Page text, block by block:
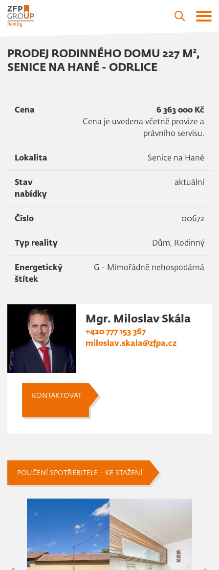
PRODEJ RODINNÉHO DOMU 227 M²,
SENICE NA HANÉ - ODRLICE
Cena
6 363 000 Kč
Cena je uvedena včetně provize a
právního servisu.
Lokalita Senice na Hané
Stav
nabídky
aktuální
Číslo 00672
Typ reality Dům, Rodinný
Energetický
štítek
G - Mimořádně nehospodárná
Mgr. Miloslav Skála
+420 777 153 367
miloslav.skala@zfpa.cz
KONTAKTOVAT
POUČENÍ SPOTŘEBITELE - KE STAŽENÍ